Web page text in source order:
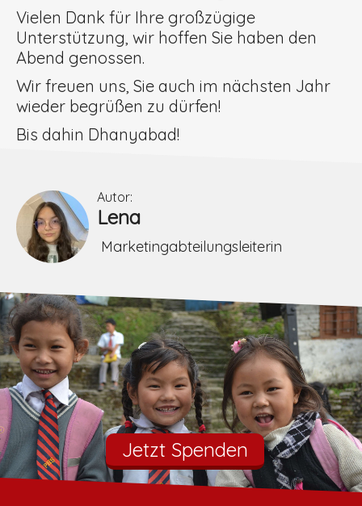
Vielen Dank für Ihre großzügige
Unterstützung, wir hoffen Sie haben den
Abend genossen.
Wir freuen uns, Sie auch im nächsten Jahr
wieder begrüßen zu dürfen!
Bis dahin Dhanyabad!
Autor:
Lena
Marketingabteilungsleiterin
Jetzt Spenden